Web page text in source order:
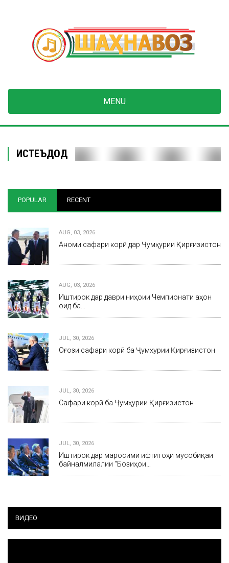
MENU
ИСТЕЪДОД
POPULAR RECENT
AUG, 03, 2026
Анҷоми сафари корӣ дар Ҷумҳурии Қирғизистон
AUG, 03, 2026
Иштирок дар даври ниҳоии Чемпионати ҷаҳон
оид ба…
JUL, 30, 2026
Оғози сафари корӣ ба Ҷумҳурии Қирғизистон
JUL, 30, 2026
Сафари корӣ ба Ҷумҳурии Қирғизистон
JUL, 30, 2026
Иштирок дар маросими ифтитоҳи мусобиқаи
байналмилалии “Бозиҳои…
ВИДЕО